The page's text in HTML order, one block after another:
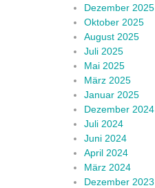
Dezember 2025
Oktober 2025
August 2025
Juli 2025
Mai 2025
März 2025
Januar 2025
Dezember 2024
Juli 2024
Juni 2024
April 2024
März 2024
Dezember 2023